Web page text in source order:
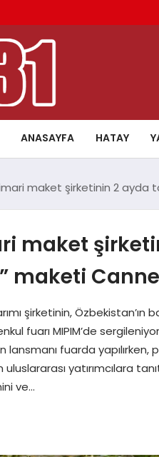
ANASAYFA HATAY
maket şirketinin 2 ayda
maket
maketi
şirketinin,
fuarı MIPIM’de
lansmanı fuarda
yatırımcılara
ve…